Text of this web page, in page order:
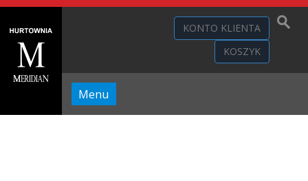
KONTO KLIENTA
KOSZYK
Menu